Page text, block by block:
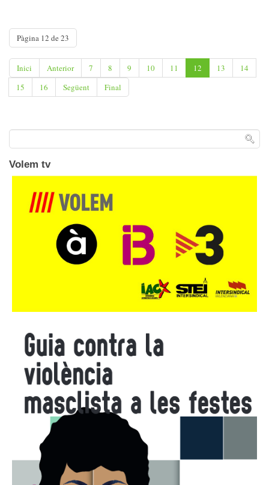
Pàgina 12 de 23
Inici Anterior 7 8 9 10 11 12 13
14
15
16 Següent Final
Volem tv